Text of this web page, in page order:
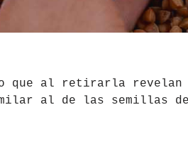
que al retirarla revelan
al de las semillas de